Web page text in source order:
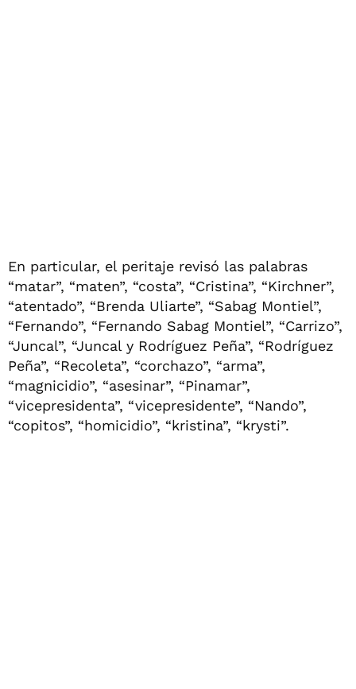
En particular, el peritaje revisó las palabras
“matar”, “maten”, “costa”, “Cristina”, “Kirchner”,
“atentado”, “Brenda Uliarte”, “Sabag Montiel”,
“Fernando”, “Fernando Sabag Montiel”, “Carrizo”,
“Juncal”, “Juncal y Rodríguez Peña”, “Rodríguez
Peña”, “Recoleta”, “corchazo”, “arma”,
“magnicidio”, “asesinar”, “Pinamar”,
“vicepresidenta”, “vicepresidente”, “Nando”,
“copitos”, “homicidio”, “kristina”, “krysti”.